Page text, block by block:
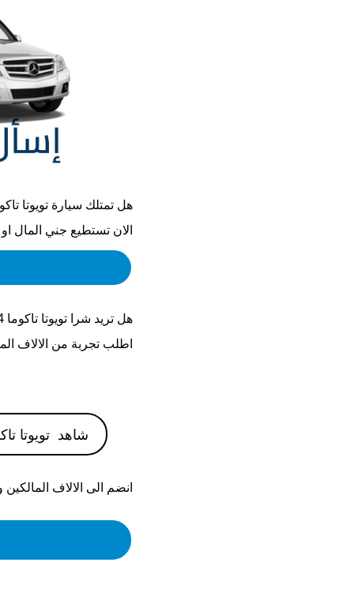
هل تمتلك سيارة تويوتا تاكوما
الان تستطيع جني المال
هل تريد شرا تويوتا تاكوما 2014
اطلب تجربة من الالاف
شاهد تويوتا
انضم الى الالاف